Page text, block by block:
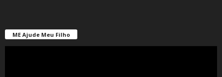
ME Ajude Meu Filho